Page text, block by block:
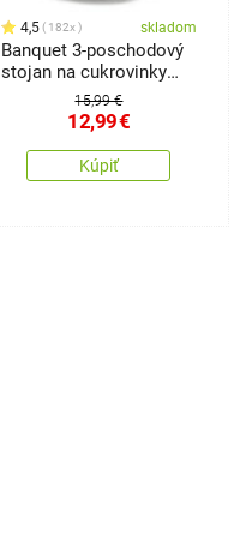
4,5 182x skladom
Banquet 3-poschodový
stojan na cukrovinky
15,99 €
12,99€
Kúpiť